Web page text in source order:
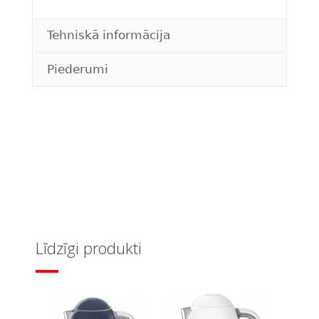
Tehniskā informācija
Piederumi
Līdzīgi produkti